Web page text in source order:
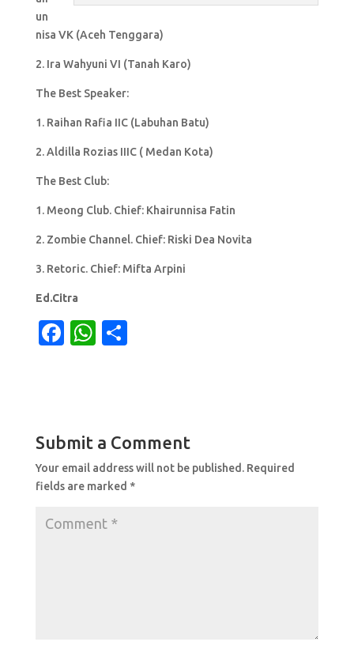
un
nisa VK (Aceh Tenggara)
2. Ira Wahyuni VI (Tanah Karo)
The Best Speaker:
1. Raihan Rafia IIC (Labuhan Batu)
2. Aldilla Rozias IIIC ( Medan Kota)
The Best Club:
1. Meong Club. Chief: Khairunnisa Fatin
2. Zombie Channel. Chief: Riski Dea Novita
3. Retoric. Chief: Mifta Arpini
Ed.Citra
F
b
o
o
W
A
p
p
Submit a Comment
Your email address will not be published. Required
fields are marked *